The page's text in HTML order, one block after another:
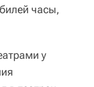
часы,
у